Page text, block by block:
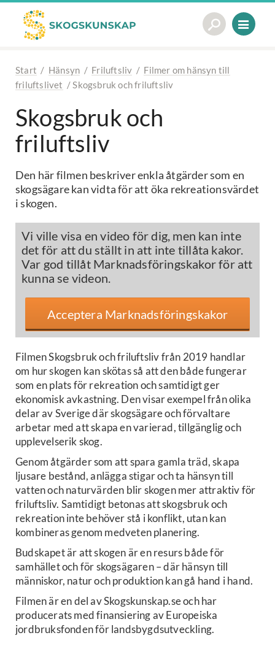
Start / Hänsyn / Friluftsliv / Filmer om hänsyn till
friluftslivet /Skogsbruk och friluftsliv
Skogsbruk och
friluftsliv
Den här filmen beskriver enkla åtgärder som en
skogsägare kan vidta för att öka rekreationsvärdet
i skogen.
Vi ville visa en video för dig, men kan inte
det för att du ställt in att inte tillåta kakor.
Var god tillåt Marknadsföringskakor för att
kunna se videon.
Acceptera Marknadsföringskakor
Filmen Skogsbruk och friluftsliv från 2019 handlar
om hur skogen kan skötas så att den både fungerar
som en plats för rekreation och samtidigt ger
ekonomisk avkastning. Den visar exempel från olika
delar av Sverige där skogsägare och förvaltare
arbetar med att skapa en varierad, tillgänglig och
upplevelserik skog.
Genom åtgärder som att spara gamla träd, skapa
ljusare bestånd, anlägga stigar och ta hänsyn till
vatten och naturvärden blir skogen mer attraktiv för
friluftsliv. Samtidigt betonas att skogsbruk och
rekreation inte behöver stå i konflikt, utan kan
kombineras genom medveten planering.
Budskapet är att skogen är en resurs både för
samhället och för skogsägaren – där hänsyn till
människor, natur och produktion kan gå hand i hand.
Filmen är en del av Skogskunskap.se och har
producerats med finansiering av Europeiska
jordbruksfonden för landsbygdsutveckling.